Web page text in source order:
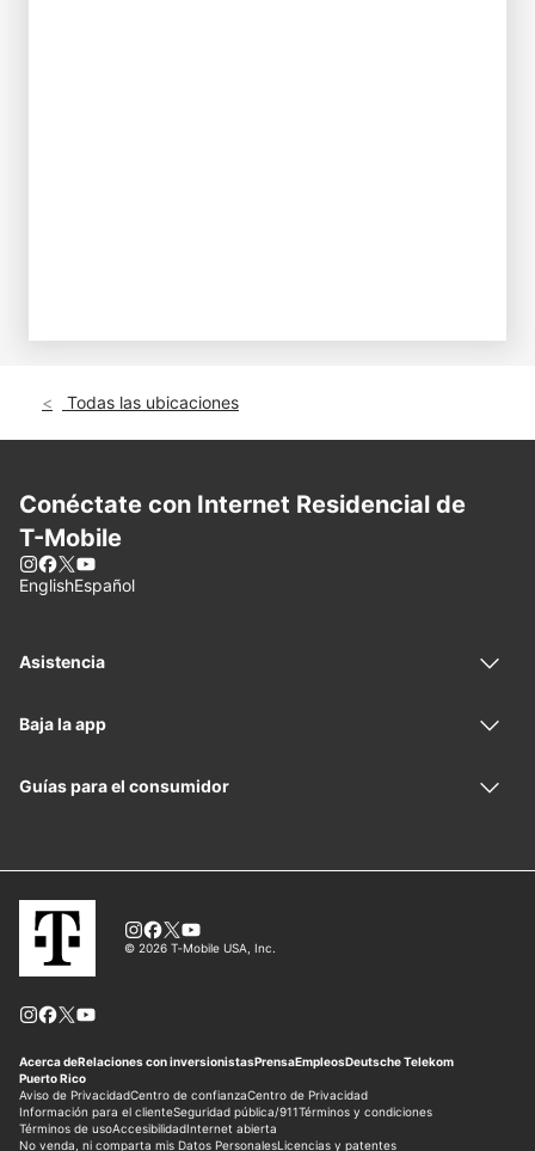
Todas las ubicaciones